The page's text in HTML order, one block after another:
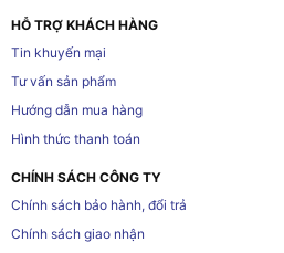
HỖ TRỢ KHÁCH HÀNG
Tin khuyến mại
Tư vấn sản phẩm
Hướng dẫn mua hàng
Hình thức thanh toán
CHÍNH SÁCH CÔNG TY
Chính sách bảo hành, đổi trả
Chính sách giao nhận